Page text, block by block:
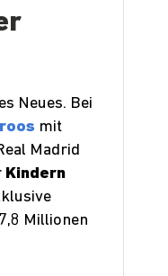
Neues. Bei
mit
Madrid
Kindern
Millionen